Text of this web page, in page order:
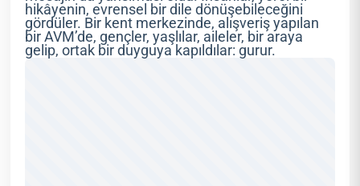
hikâyenin, evrensel bir dile dönüşebileceğini
gördüler. Bir kent merkezinde, alışveriş yapılan
bir AVM’de, gençler, yaşlılar, aileler, bir araya
gelip, ortak bir duyguya kapıldılar: gurur.